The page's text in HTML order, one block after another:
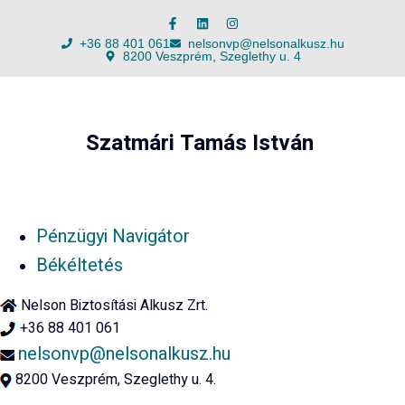
+36 88 401 061
nelsonvp@nelsonalkusz.hu
8200 Veszprém, Szeglethy u. 4
Szatmári Tamás István
Pénzügyi Navigátor
Békéltetés
Nelson Biztosítási Alkusz Zrt.
+36 88 401 061
nelsonvp@nelsonalkusz.hu
8200 Veszprém, Szeglethy u. 4.